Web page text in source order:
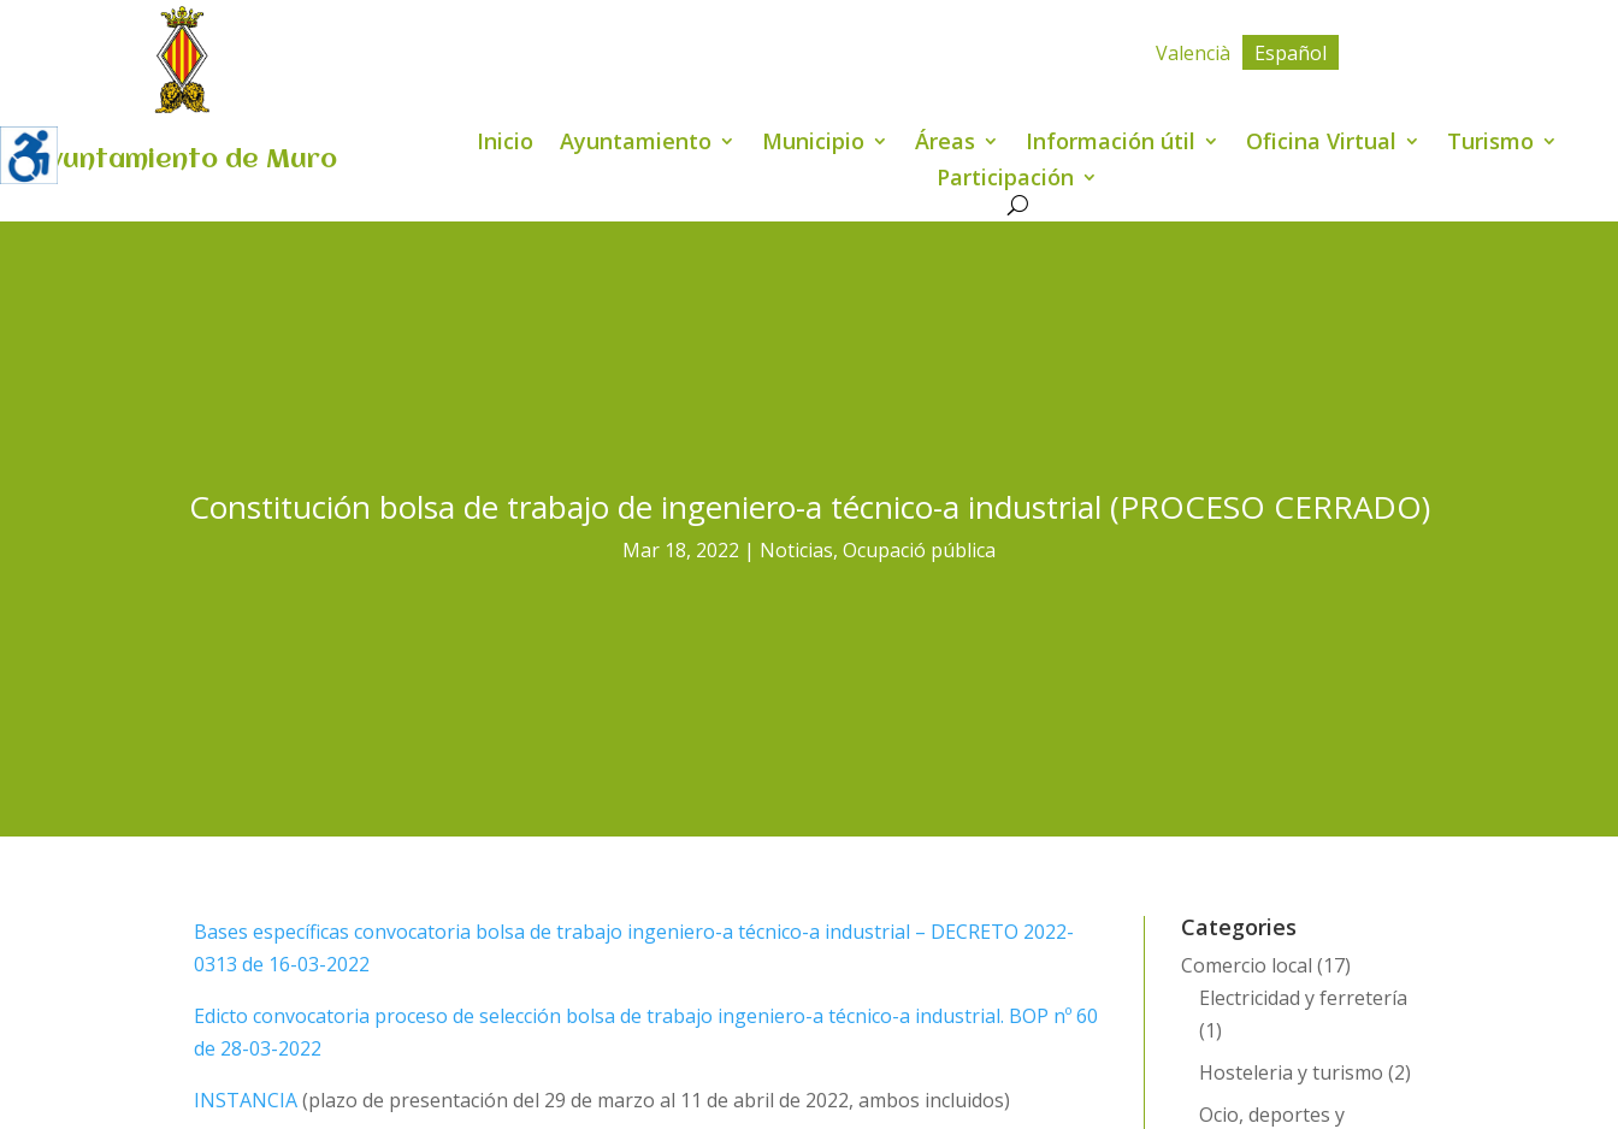
Ayuntamiento de Muro
Valencià Español
Inicio Ayuntamiento Municipio Áreas Información útil Oficina Virtual
Turismo
Participación
Constitución bolsa de trabajo de ingeniero-a técnico-a industrial (PROCESO CERRADO)
Mar 18, 2022 Noticias, Ocupació pública
Bases específicas convocatoria bolsa de trabajo ingeniero-a técnico-a industrial – DECRETO 2022-
0313 de 16-03-2022
Edicto convocatoria proceso de selección bolsa de trabajo ingeniero-a técnico-a industrial. BOP nº 60
de 28-03-2022
INSTANCIA(plazo de presentación del 29 de marzo al 11 de abril de 2022, ambos incluidos)
Categories
Comercio local (17)
Electricidad y ferretería
(1)
Hosteleria y turismo (2)
Ocio, deportes y